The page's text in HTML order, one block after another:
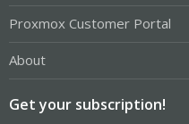
Proxmox Customer Portal
About
Get your subscription!